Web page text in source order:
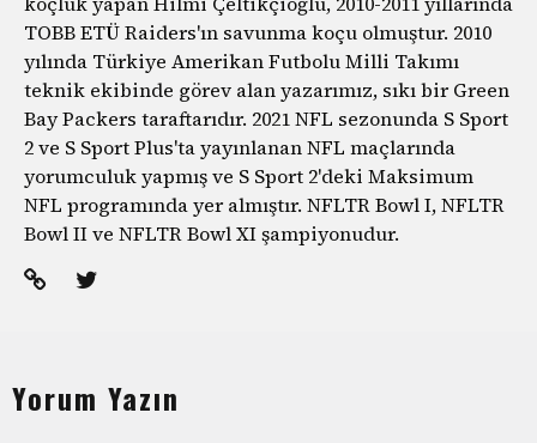
TOBB ETÜ Raiders'ın savunma koçu olmuştur. 2010
yılında Türkiye Amerikan Futbolu Milli Takımı
teknik ekibinde görev alan yazarımız, sıkı bir Green
Bay Packers taraftarıdır. 2021 NFL sezonunda S Sport
2 ve S Sport Plus'ta yayınlanan NFL maçlarında
yorumculuk yapmış ve S Sport 2'deki Maksimum
NFL programında yer almıştır. NFLTR Bowl I, NFLTR
Bowl II ve NFLTR Bowl XI şampiyonudur.
Yorum Yazın